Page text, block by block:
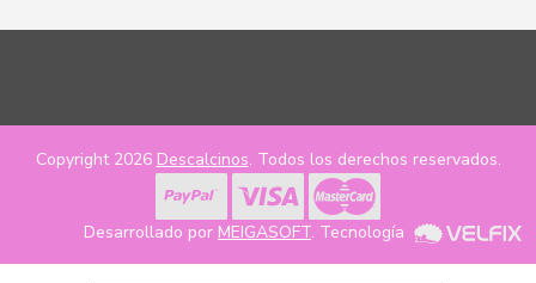
Copyright 2026 Descalcinos. Todos los derechos reservados.
Desarrollado por MEIGASOFT. Tecnología